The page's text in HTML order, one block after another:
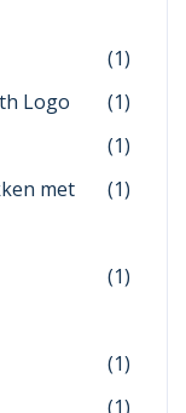
(1)
Logo
(1)
(1)
met
(1)
(1)
(1)
(1)